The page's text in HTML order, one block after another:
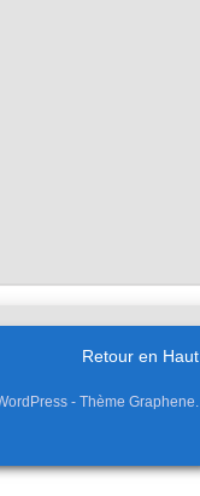
Retour en Haut
- Thème Graphene.